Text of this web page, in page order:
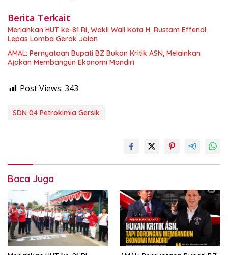
Berita Terkait
Meriahkan HUT ke-81 RI, Wakil Wali Kota H. Rustam Effendi
Lepas Lomba Gerak Jalan
AMAL: Pernyataan Bupati BZ Bukan Kritik ASN, Melainkan
Ajakan Membangun Ekonomi Mandiri
Post Views: 343
SDN 04 Petrokimia Gersik
Baca Juga